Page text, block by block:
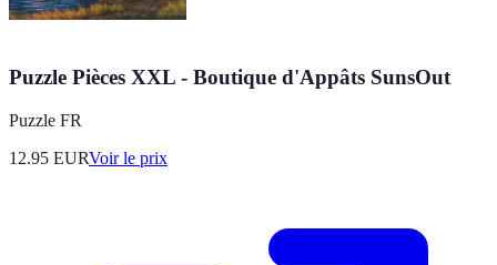
Puzzle Pièces XXL - Boutique d'Appâts SunsOut
Puzzle FR
12.95 EURVoir le prix